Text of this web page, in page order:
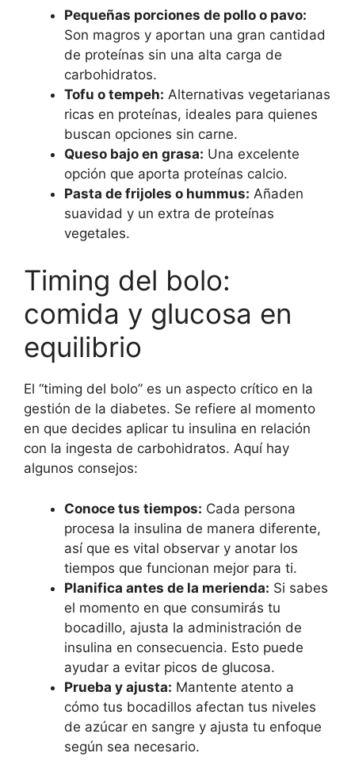
Pequeñas porciones de pollo o pavo:
Son magros y aportan una gran cantidad
de proteínas sin una alta carga de
carbohidratos.
Tofu o tempeh: Alternativas vegetarianas
ricas en proteínas, ideales para quienes
buscan opciones sin carne.
Queso bajo en grasa: Una excelente
opción que aporta proteínas calcio.
Pasta de frijoles o hummus: Añaden
suavidad y un extra de proteínas
vegetales.
Timing del bolo:
comida y glucosa en
equilibrio
El “timing del bolo” es un aspecto crítico en la
gestión de la diabetes. Se refiere al momento
en que decides aplicar tu insulina en relación
con la ingesta de carbohidratos. Aquí hay
algunos consejos:
Conoce tus tiempos: Cada persona
procesa la insulina de manera diferente,
así que es vital observar y anotar los
tiempos que funcionan mejor para ti.
Planifica antes de la merienda: Si sabes
el momento en que consumirás tu
bocadillo, ajusta la administración de
insulina en consecuencia. Esto puede
ayudar a evitar picos de glucosa.
Prueba y ajusta: Mantente atento a
cómo tus bocadillos afectan tus niveles
de azúcar en sangre y ajusta tu enfoque
según sea necesario.